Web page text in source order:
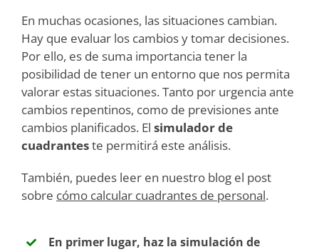
En muchas ocasiones, las situaciones cambian.
Hay que evaluar los cambios y tomar decisiones.
Por ello, es de suma importancia tener la
posibilidad de tener un entorno que nos permita
valorar estas situaciones. Tanto por urgencia ante
cambios repentinos, como de previsiones ante
cambios planificados. El simulador de
cuadranteste permitirá este análisis.
También, puedes leer en nuestro blog el post
sobre cómo calcular cuadrantes de personal.
En primer lugar, haz la simulación de